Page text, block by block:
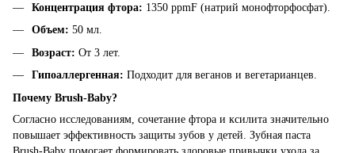
Концентрация фтора: 1350 ppmF (натрий монофторфосфат).
Объем: 50 мл.
Возраст: От 3 лет.
Гипоаллергенная: Подходит для веганов и вегетарианцев.
Почему Brush-Baby?
Согласно исследованиям, сочетание фтора и ксилита значительно
повышает эффективность защиты зубов у детей. Зубная паста
Brush-Baby помогает формировать здоровые привычки ухода за